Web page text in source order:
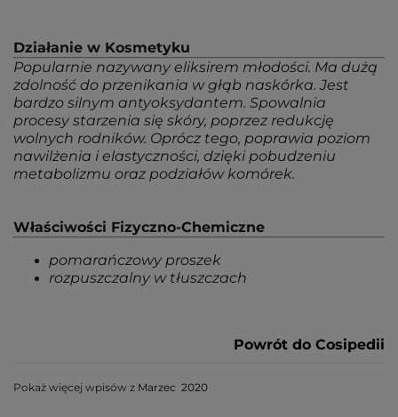
Działanie w Kosmetyku
Popularnie nazywany eliksirem młodości. Ma dużą
zdolność do przenikania w głąb naskórka. Jest
bardzo silnym antyoksydantem. Spowalnia
procesy starzenia się skóry, poprzez redukcję
wolnych rodników. Oprócz tego, poprawia poziom
nawilżenia i elastyczności, dzięki pobudzeniu
metabolizmu oraz podziałów komórek.
Właściwości Fizyczno-Chemiczne
pomarańczowy proszek
rozpuszczalny w tłuszczach
Powrót do Cosipedii
Pokaż więcej wpisów z Marzec 2020